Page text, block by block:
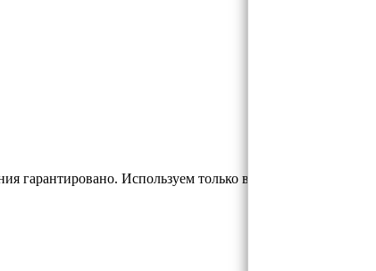
Используем только высококлассные